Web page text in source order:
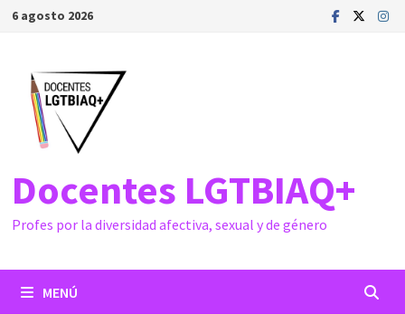
Saltar
6 agosto 2026
Docentes LGTBIAQ+
Profes por la diversidad afectiva, sexual y de género
MENÚ